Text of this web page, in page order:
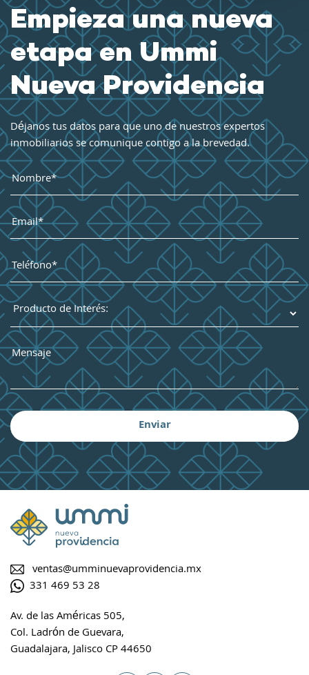
Empieza una nueva
etapa en Ummi
Nueva Providencia
Déjanos tus datos para que uno de nuestros expertos
inmobiliarios se comunique contigo a la brevedad.
ventas@umminuevaprovidencia.mx
331 469 53 28
Av. de las Américas 505,
Col. Ladrón de Guevara,
Guadalajara, Jalisco CP 44650